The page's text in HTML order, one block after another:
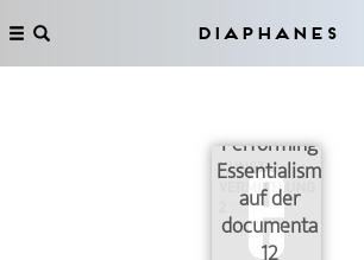
Diaphanes
Performing
Essentialismus
auf der
documenta